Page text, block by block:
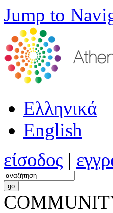
Jump to
Ελληνικά
English
είσοδος |